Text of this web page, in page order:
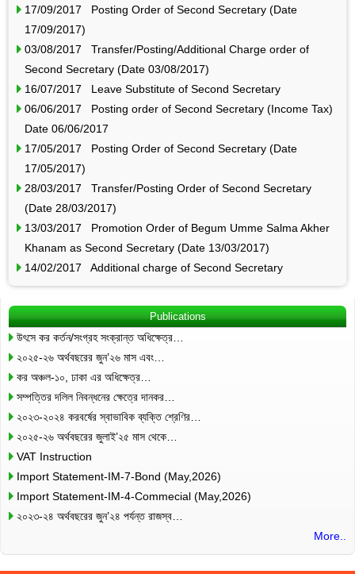
17/09/2017 Posting Order of Second Secretary (Date
17/09/2017)
03/08/2017 Transfer/Posting/Additional Charge order of
Second Secretary (Date 03/08/2017)
16/07/2017 Leave Substitute of Second Secretary
06/06/2017 Posting order of Second Secretary (Income Tax)
Date 06/06/2017
17/05/2017 Posting Order of Second Secretary (Date
17/05/2017)
28/03/2017 Transfer/Posting Order of Second Secretary
(Date 28/03/2017)
13/03/2017 Promotion Order of Begum Umme Salma Akher
Khanam as Second Secretary (Date 13/03/2017)
14/02/2017 Additional charge of Second Secretary
Publications
উৎসে কর কর্তন/সংগ্রহ সংক্রান্ত অধিক্ষেত্র…
২০২৫-২৬ অর্থবছরের জুন’২৬ মাস এবং…
কর অঞ্চল-১০, ঢাকা এর অধিক্ষেত্র…
সম্পত্তির দলিল নিবন্ধনের ক্ষেত্রে দানকর…
২০২৩-২০২৪ করবর্ষের স্বাভাবিক ব্যক্তি শ্রেণির…
২০২৫-২৬ অর্থবছরের জুলাই’২৫ মাস থেকে…
VAT Instruction
Import Statement-IM-7-Bond (May,2026)
Import Statement-IM-4-Commecial (May,2026)
২০২৩-২৪ অর্থবছরের জুন’২৪ পর্যন্ত রাজস্ব…
More..